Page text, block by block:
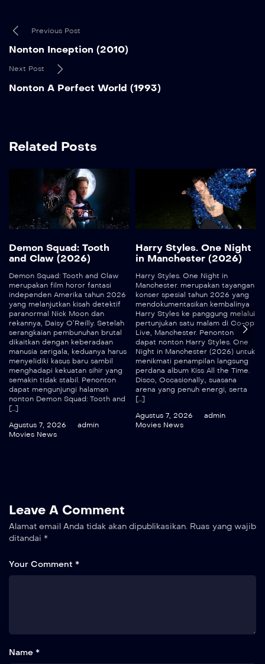
Previous Post
Nonton Inception (2010)
Next Post
Nonton A Perfect World (1993)
Related Posts
Demon Squad: Tooth
and Claw (2026)
Demon Squad: Tooth and Claw
merupakan film horor fantasi
independen Amerika tahun 2026
yang melanjutkan kisah detektif
paranormal Nick Moon dan
rekannya, Daisy O’Reilly. Setelah
serangkaian pembunuhan brutal
dikaitkan dengan keberadaan
manusia serigala, keduanya harus
menyelidiki kasus baru sambil
menghadapi kekuatan sihir yang
semakin tidak stabil. Penonton
dapat mengunjungi halaman
nonton Demon Squad: Tooth and
[…]
Agustus 7, 2026
admin
Movies News
Harry Styles. One Night
in Manchester (2026)
Harry Styles. One Night in
Manchester. merupakan tayangan
konser spesial tahun 2026 yang
mendokumentasikan kembalinya
Harry Styles ke panggung melalui
pertunjukan satu malam di Co-op
Live, Manchester. Penonton
dapat nonton Harry Styles. One
Night in Manchester (2026) untuk
menikmati penampilan langsung
perdana album Kiss All the Time.
Disco, Occasionally., suasana
arena yang penuh energi, serta
[…]
Agustus 7, 2026
admin
Movies News
Leave A Comment
Alamat email Anda tidak akan dipublikasikan. Ruas yang wajib
ditandai *
Your Comment *
Name *